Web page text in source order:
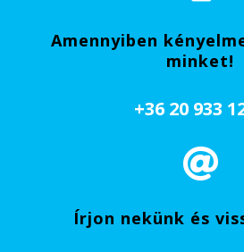
Amennyiben
minket!
+36 20 933

Írjon nekünk és